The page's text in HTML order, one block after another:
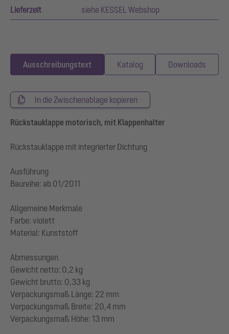
Lieferzeit siehe KESSEL Webshop
Ausschreibungstext Katalog Downloads
In die Zwischenablage kopieren
Rückstauklappe motorisch, mit Klappenhalter
Rückstauklappe mit integrierter Dichtung
Ausführung
Baureihe: ab 01/2011
Allgemeine Merkmale
Farbe: violett
Material: Kunststoff
Abmessungen
Gewicht netto: 0,2 kg
Gewicht brutto: 0,33 kg
Verpackungsmaß Länge: 22 mm
Verpackungsmaß Breite: 20,4 mm